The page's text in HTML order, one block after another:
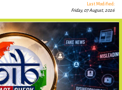
Last Modified:
Friday, 07 August, 2026